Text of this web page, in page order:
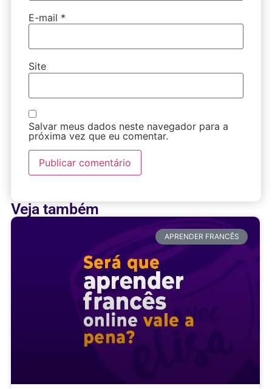
E-mail *
Site
Salvar meus dados neste navegador para a
próxima vez que eu comentar.
Veja também
APRENDER FRANCÊS